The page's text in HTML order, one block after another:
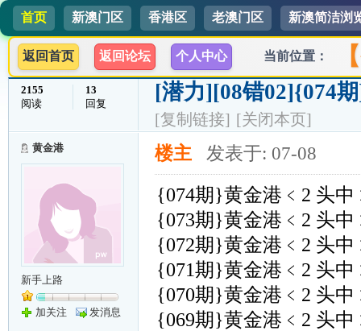
首页 新澳门区 香港区 老澳门区 新澳简洁浏
返回首页 返回论坛 个人中心 当前位置：
2155
阅读
13
回复
[潜力][08错02]{074
[复制链接] [关闭本页]
黄金港
新手上路
加关注 发消息
楼主 发表于: 07-08
{074期}黄金港﹤2 头中
{073期}黄金港﹤2 头中
{072期}黄金港﹤2 头中
{071期}黄金港﹤2 头中
{070期}黄金港﹤2 头中
{069期}黄金港﹤2 头中